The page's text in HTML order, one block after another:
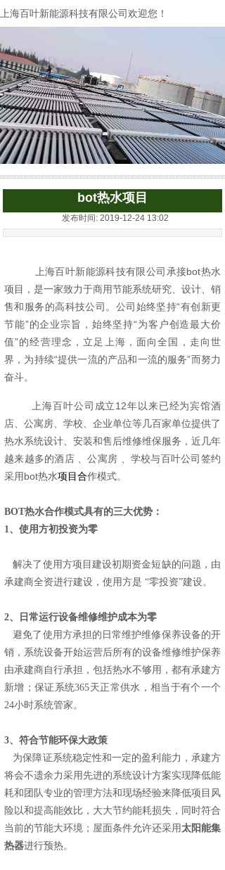
上海百叶新能源科技有限公司欢迎您！
bot热水项目
发布时间: 2019-12-24 13:02
上海百叶新能源科技有限公司承接bot热水
项目 ，是一家致力于商用节能系统研究、设计、销
售和服务的高科技公司。公司始终坚持“有创新更
节能”的企业宗旨，始终坚持“为客户创造最大价
值”的经营理念，立足上海，面向全国，走向世
界，为持续“提供一流的产品和一流的服务”而努力
奋斗。
上海百叶公司成立12年以来已经为宾馆酒
店、公寓房、学校、企业单位等几百家单位提供了
热水系统设计、安装和售后维修维保服务，近几年
越来越多的酒店 、公寓房 、学校与百叶公司签约
采用bot热水项目合作模式。
BOT热水合作模式具有的三大优势：
1、使用方初投资为零
解决了使用方项目建设初期资金短缺的问题，由
承建商全资进行建设，使用方是 “零投资”建设。
2、日常运行设备维修维护成本为零
避免了使用方承担的日常维护维修保养设备的开
销，系统设备开始运营后所有的设备维修维护保养
由承建商自行承担，包括热水不够用，都有承建方
新增；保证系统365天正常供水，相当于有个一个
24小时系统管家。
3、符合节能环保大政策
为保障证系统稳定性和一定的盈利能力，承建方
将会不遗余力采用先进的系统设计方案实现降低能
耗和团队专业的管理方法和现场经验来降低项目风
险以和提高能效比，大大节约能耗损失，同时符合
当前的节能大环境；屋面条件允许还采用 太阳能集
热器进行预热。